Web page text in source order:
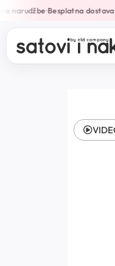
narudžbe•Besplatna dostava